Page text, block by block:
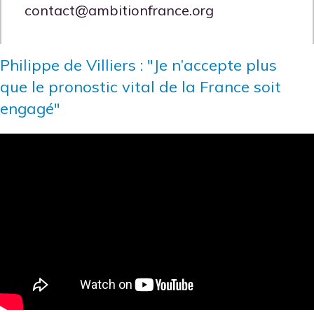
contact@ambitionfrance.org
Philippe de Villiers : "Je n’accepte plus
que le pronostic vital de la France soit
engagé"